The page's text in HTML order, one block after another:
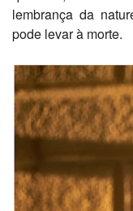
lembrança da
pode levar à morte.